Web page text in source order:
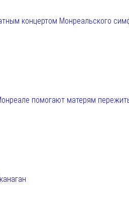
концертом Монреальского
помогают матерям